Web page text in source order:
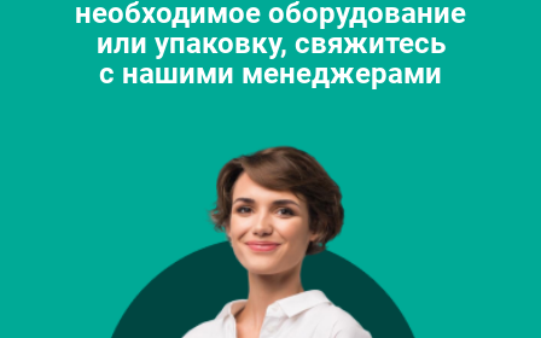
необходимое оборудование
или упаковку, свяжитесь
с нашими менеджерами